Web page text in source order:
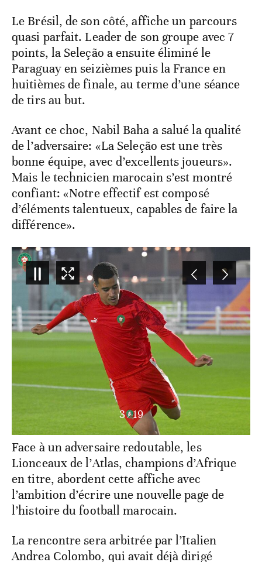
Le Brésil, de son côté, affiche un parcours
quasi parfait. Leader de son groupe avec 7
points, la Seleção a ensuite éliminé le
Paraguay en seizièmes puis la France en
huitièmes de finale, au terme d’une séance
de tirs au but.
Avant ce choc, Nabil Baha a salué la qualité
de l’adversaire: «La Seleção est une très
bonne équipe, avec d’excellents joueurs».
Mais le technicien marocain s’est montré
confiant: «Notre effectif est composé
d’éléments talentueux, capables de faire la
différence».
4/19
Face à un adversaire redoutable, les
Lionceaux de l’Atlas, champions d’Afrique
en titre, abordent cette affiche avec
l’ambition d’écrire une nouvelle page de
l’histoire du football marocain.
La rencontre sera arbitrée par l’Italien
Andrea Colombo, qui avait déjà dirigé